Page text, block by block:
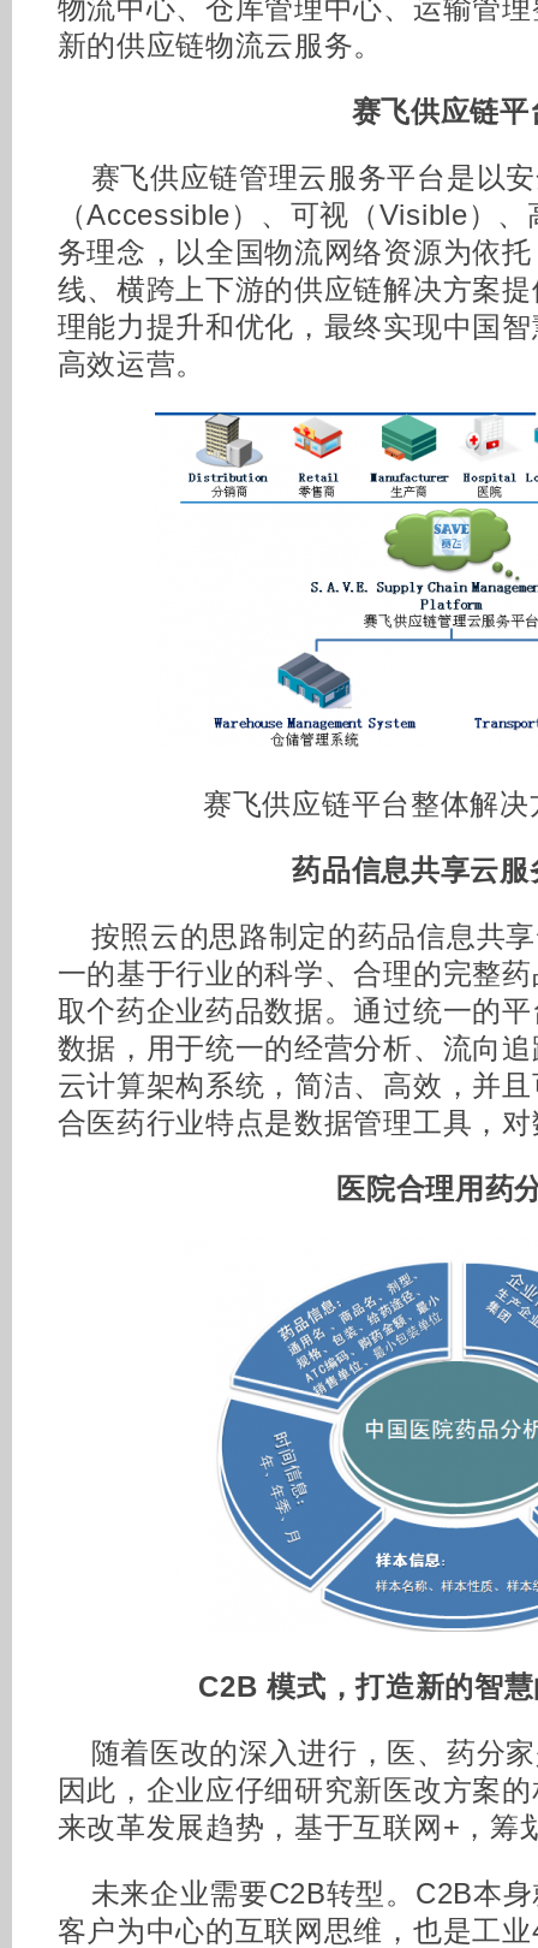
物流中心、仓库管理中心、运输管
新的供应链物流云服务。
赛飞供应链平
赛飞供应链管理云服务平台是以
（Accessible）、可视（Visible）
务理念，以全国物流网络资源为依
线、横跨上下游的供应链解决方案
理能力提升和优化，最终实现中国
高效运营。
赛飞供应链平台整体解
药品信息共享云服
按照云的思路制定的药品信息共
一的基于行业的科学、合理的完整
取个药企业药品数据。通过统一的
数据，用于统一的经营分析、流向
云计算架构系统，简洁、高效，并
合医药行业特点是数据管理工具，
医院合理用药
C2B 模式，打造新的智
随着医改的深入进行，医、药分
因此，企业应仔细研究新医改方案
来改革发展趋势，基于互联网+，筹
未来企业需要C2B转型。C2B本
客户为中心的互联网思维，也是工